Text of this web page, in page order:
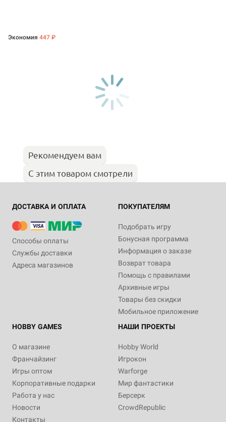
Экономия 447 ₽
Рекомендуем вам
С этим товаром смотрели
ДОСТАВКА И ОПЛАТА
Способы оплаты
Службы доставки
Адреса магазинов
ПОКУПАТЕЛЯМ
Подобрать игру
Бонусная программа
Информация о заказе
Возврат товара
Помощь с правилами
Архивные игры
Товары без скидки
Мобильное приложение
HOBBY GAMES
О магазине
Франчайзинг
Игры оптом
Корпоративные подарки
Работа у нас
Новости
Контакты
НАШИ ПРОЕКТЫ
Hobby World
Игрокон
Warforge
Мир фантастики
Берсерк
CrowdRepublic